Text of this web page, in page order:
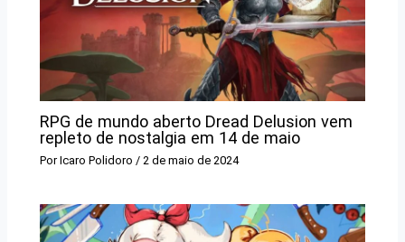
RPG de mundo aberto Dread Delusion vem
repleto de nostalgia em 14 de maio
PorIcaro Polidoro / 2 de maio de 2024